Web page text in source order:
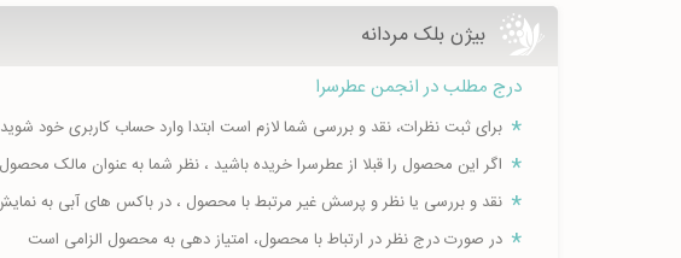
بیژن بلک مردانه
درج مطلب در انجمن عطرسرا
برای ثبت نظرات، نقد و بررسی شما لازم است ابتدا وارد حساب کاربری خود شوید
اگر این محصول را قبلا از عطرسرا خریده باشید ، نظر شما به عنوان مالک
نقد و بررسی یا نظر و پرسش غیر مرتبط با محصول ، در باکس های آبی به
در صورت درج نظر در ارتباط با محصول، امتیاز دهی به محصول الزامی است